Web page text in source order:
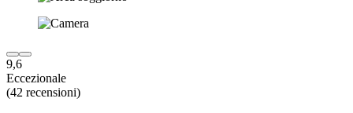
9,6
Eccezionale
(42 recensioni)